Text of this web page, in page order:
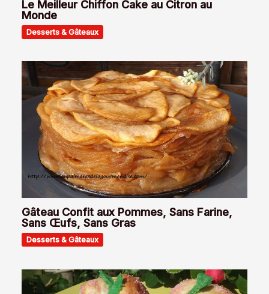
Le Meilleur Chiffon Cake au Citron au
Monde
Desserts & Gâteaux
Gâteau Confit aux Pommes, Sans Farine,
Sans Œufs, Sans Gras
Desserts & Gâteaux